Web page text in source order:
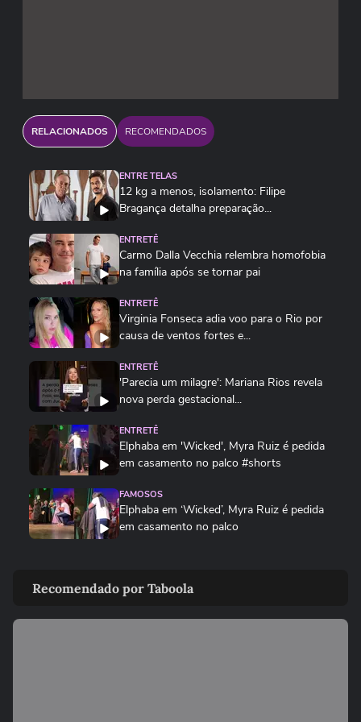
RELACIONADOS RECOMENDADOS
ENTRE TELAS
12 kg a menos, isolamento: Filipe
Bragança detalha preparação...
ENTRETÊ
Carmo Dalla Vecchia relembra homofobia
na família após se tornar pai
ENTRETÊ
Virginia Fonseca adia voo para o Rio por
causa de ventos fortes e...
ENTRETÊ
'Parecia um milagre': Mariana Rios revela
nova perda gestacional...
ENTRETÊ
Elphaba em 'Wicked', Myra Ruiz é pedida
em casamento no palco #shorts
FAMOSOS
Elphaba em ‘Wicked’, Myra Ruiz é pedida
em casamento no palco
nova perda gestacional
MODA
Recomendado por Taboola